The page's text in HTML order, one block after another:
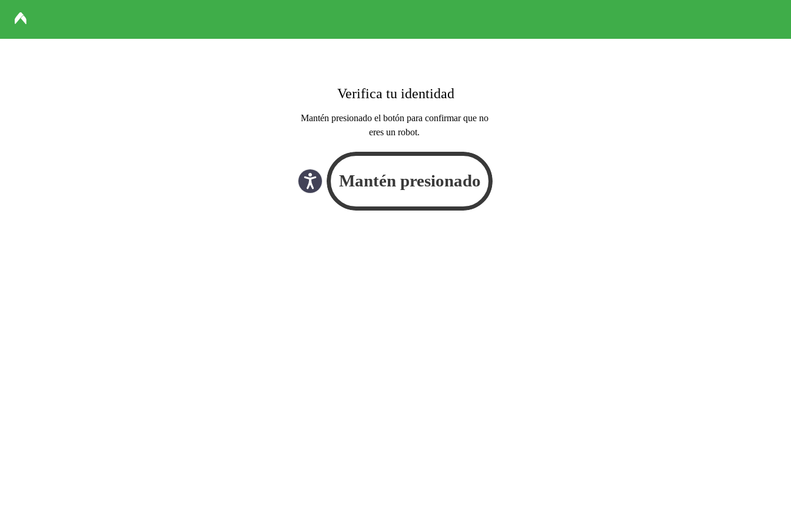
Verifica tu identidad
Mantén presionado el botón para confirmar que no
eres un robot.